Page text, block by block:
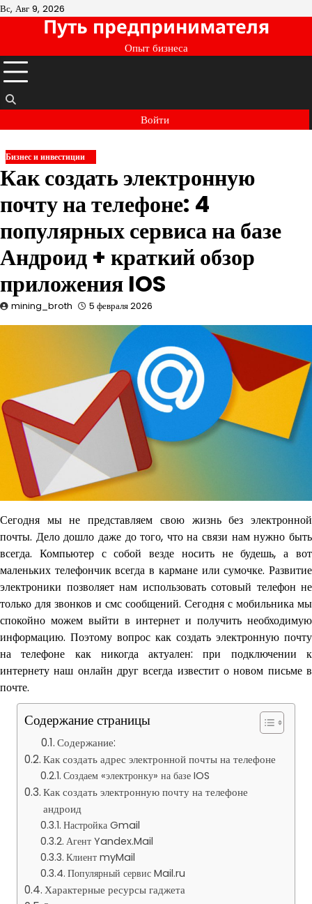
Перейти
содержимому
Вс, Авг 9, 2026
Путь предпринимателя
Опыт бизнеса
Войти
Бизнес и инвестиции
Как создать электронную
почту на телефоне: 4
популярных сервиса на базе
Андроид + краткий обзор
приложения IOS
mining_broth 5 февраля 2026
Сегодня мы не представляем свою жизнь без электронной
почты. Дело дошло даже до того, что на связи нам нужно быть
всегда. Компьютер с собой везде носить не будешь, а вот
маленьких телефончик всегда в кармане или сумочке. Развитие
электроники позволяет нам использовать сотовый телефон не
только для звонков и смс сообщений. Сегодня с мобильника мы
спокойно можем выйти в интернет и получить необходимую
информацию. Поэтому вопрос как создать электронную почту
на телефоне как никогда актуален: при подключении к
интернету наш онлайн друг всегда известит о новом письме в
почте.
Содержание страницы
Содержание:
Как создать адрес электронной почты на телефоне
Создаем «электронку» на базе IOS
Как создать электронную почту на телефоне
андроид
Настройка Gmail
Агент Yandex.Mail
Клиент myMail
Популярный сервис Mail.ru
Характерные ресурсы гаджета